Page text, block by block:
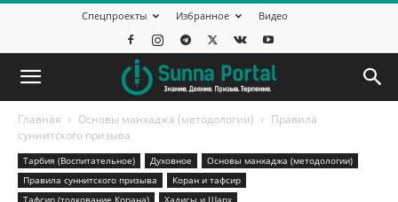
Спецпроекты Избранное Видео
Главная Основы манхаджа (методологии)
Правила
суннитского призыва
Тарбия (Воспитательное) Духовное
Основы манхаджа (методологии)
Правила суннитского призыва
Коран и тафсир
Тафсир (толкование Корана)
Хадисы и Шарх